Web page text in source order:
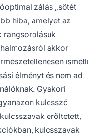
„sötét
hiba, amelyet az
rangsorolásuk
akkor
ismétli
élményt és nem ad
Gyakori
kulcsszó
erőltetett,
kulcsszavak